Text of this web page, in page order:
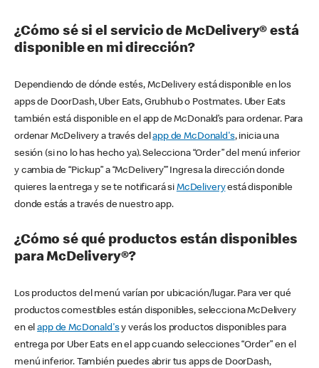
¿Cómo sé si el servicio de McDelivery® está
disponible en mi dirección?
Dependiendo de dónde estés, McDelivery está disponible en los
apps de DoorDash, Uber Eats, Grubhub o Postmates. Uber Eats
también está disponible en el app de McDonald’s para ordenar. Para
ordenar McDelivery a través delapp de McDonald's, inicia una
sesión (si no lo has hecho ya). Selecciona “Order” del menú inferior
y cambia de “Pickup” a “McDelivery’” Ingresa la dirección donde
quieres la entrega y se te notificará si McDeliveryestá disponible
donde estás a través de nuestro app.
¿Cómo sé qué productos están disponibles
para McDelivery®?
Los productos del menú varían por ubicación/lugar. Para ver qué
productos comestibles están disponibles, selecciona McDelivery
en elapp de McDonald'sy verás los productos disponibles para
entrega por Uber Eats en el app cuando selecciones “Order” en el
menú inferior. También puedes abrir tus apps de DoorDash,